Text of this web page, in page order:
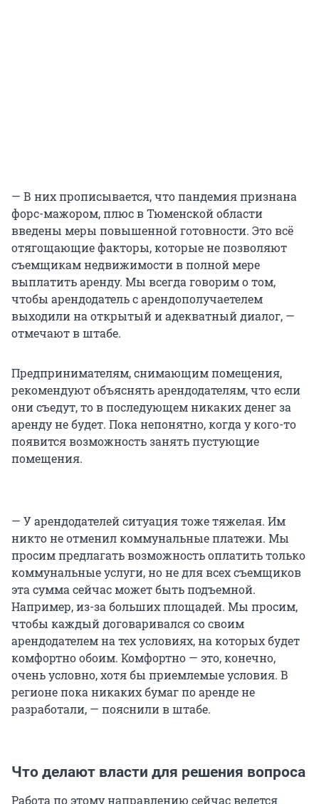
— В них прописывается, что пандемия признана
форс-мажором, плюс в Тюменской области
введены меры повышенной готовности. Это всё
отягощающие факторы, которые не позволяют
съемщикам недвижимости в полной мере
выплатить аренду. Мы всегда говорим о том,
чтобы арендодатель с арендополучаетелем
выходили на открытый и адекватный диалог, —
отмечают в штабе.
Предпринимателям, снимающим помещения,
рекомендуют объяснять арендодателям, что если
они съедут, то в последующем никаких денег за
аренду не будет. Пока непонятно, когда у кого-то
появится возможность занять пустующие
помещения.
— У арендодателей ситуация тоже тяжелая. Им
никто не отменил коммунальные платежи. Мы
просим предлагать возможность оплатить только
коммунальные услуги, но не для всех съемщиков
эта сумма сейчас может быть подъемной.
Например, из-за больших площадей. Мы просим,
чтобы каждый договаривался со своим
арендодателем на тех условиях, на которых будет
комфортно обоим. Комфортно — это, конечно,
очень условно, хотя бы приемлемые условия. В
регионе пока никаких бумаг по аренде не
разработали, — пояснили в штабе.
Что делают власти для решения вопроса
Работа по этому направлению сейчас ведется